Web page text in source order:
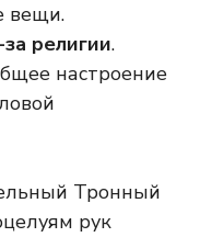
вещи.
религии.
настроение
Тронный
рук